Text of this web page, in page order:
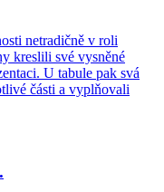
netradičně v roli
kreslili své vysněné
U tabule pak svá
části a vyplňovali